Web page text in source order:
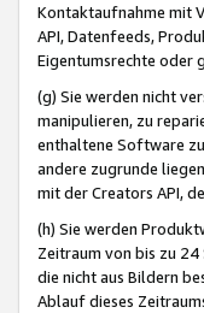
Kontaktaufnahme mit
API, Datenfeeds,
Eigentumsrechte oder
(g) Sie werden nicht
manipulieren, zu
enthaltene Software
andere zugrunde
mit der Creators API,
(h) Sie werden
Zeitraum von bis zu
die nicht aus Bildern
Ablauf dieses